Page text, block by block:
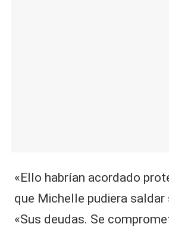
«Ello habrían acordado
que Michelle pudiera saldar
«Sus deudas. Se